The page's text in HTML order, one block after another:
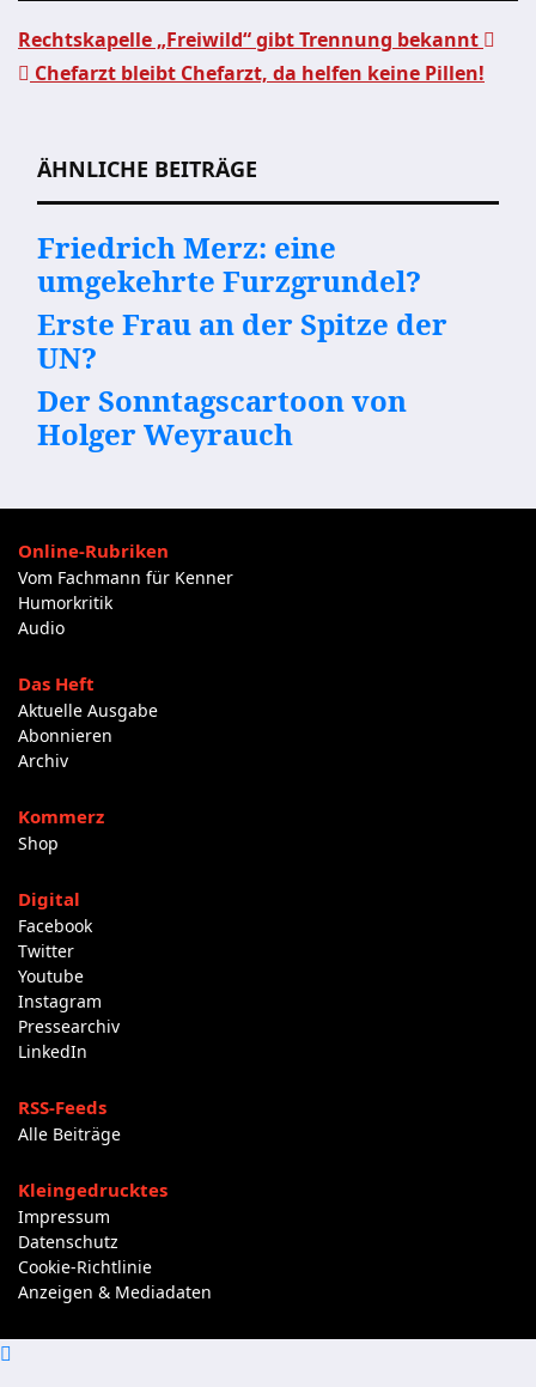
Rechtskapelle „Freiwild“ gibt Trennung bekannt
Chefarzt bleibt Chefarzt, da helfen keine Pillen!
ÄHNLICHE BEITRÄGE
Friedrich Merz: eine
umgekehrte Furzgrundel?
Erste Frau an der Spitze der
UN?
Der Sonntagscartoon von
Holger Weyrauch
Online-Rubriken
Vom Fachmann für Kenner
Humorkritik
Audio
Das Heft
Aktuelle Ausgabe
Abonnieren
Archiv
Kommerz
Shop
Digital
Facebook
Twitter
Youtube
Instagram
Pressearchiv
LinkedIn
RSS-Feeds
Alle Beiträge
Kleingedrucktes
Impressum
Datenschutz
Cookie-Richtlinie
Anzeigen & Mediadaten